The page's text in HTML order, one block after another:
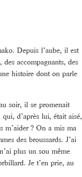
Depuis l’aube, il est
accompagnants, des
histoire dont on parle
soir, il se promenait
d’après lui, était aisé,
? On a mis ma
des broussards. J’ai
plus un sou même
Je t’en prie, au